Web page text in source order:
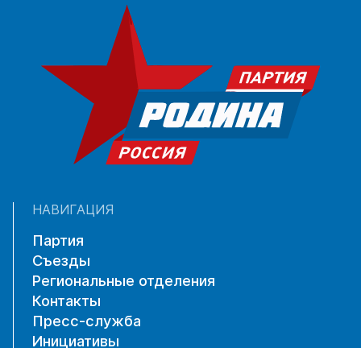
НАВИГАЦИЯ
Партия
Съезды
Региональные отделения
Контакты
Пресс-служба
Инициативы